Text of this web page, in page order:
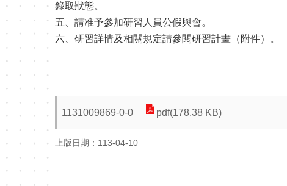
錄取狀態。
五、請准予參加研習人員公假與會。
六、研習詳情及相關規定請參閱研習計畫（附件）。
1131009869-0-0 pdf(178.38 KB)
上版日期：113-04-10